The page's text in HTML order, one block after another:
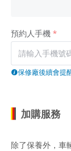
預約人手機
保修廠後續會提
加購服務
除了保養外，車